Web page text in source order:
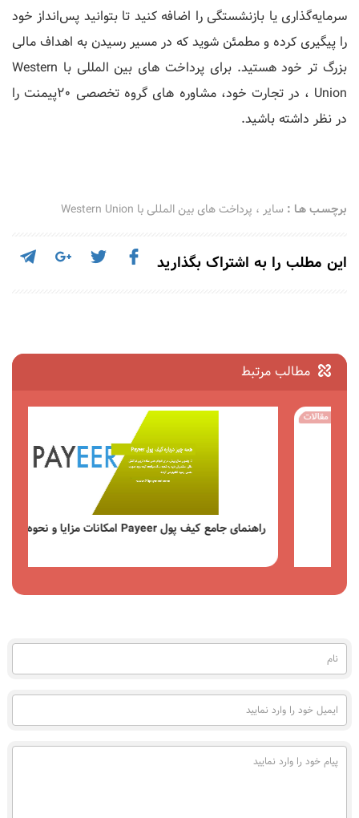
سرمایه‌گذاری یا بازنشستگی را اضافه کنید تا بتوانید پس‌انداز خود
را پیگیری کرده و مطمئن شوید که در مسیر رسیدن به اهداف مالی
بزرگ ‌تر خود هستید. برای پرداخت های بین المللی با Western
Union ، در تجارت خود، مشاوره های گروه تخصصی 20پیمنت را
در نظر داشته باشید.
برچسـب هـا : سایر ، پرداخت های بین المللی با Western Union
این مطلب را به اشتراک بگذارید
مطالب مرتبط
راهنمای جامع کیف پول Payeer امکانات مزایا و نحوه استفاده
نام
(به
ایمیل
خود
وارد
نمایید
پیام
خود